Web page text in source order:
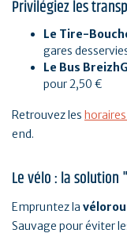
Privilégiez les
Le Tire-
gares
Le Bus
pour 2,50 €
Retrouvez les
end.
Le vélo : la solution
Empruntez la
Sauvage pour éviter